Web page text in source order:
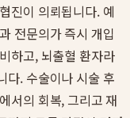
진이 의뢰됩니다. 예
전문의가 즉시 개입
하고, 뇌출혈 환자라
다. 수술이나 시술 후
서의 회복, 그리고 재